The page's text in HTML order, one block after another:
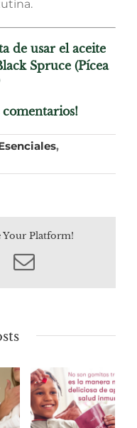
de usar el aceite
Spruce (Pícea
comentarios!
,
Your Platform!
Pinterest
Email